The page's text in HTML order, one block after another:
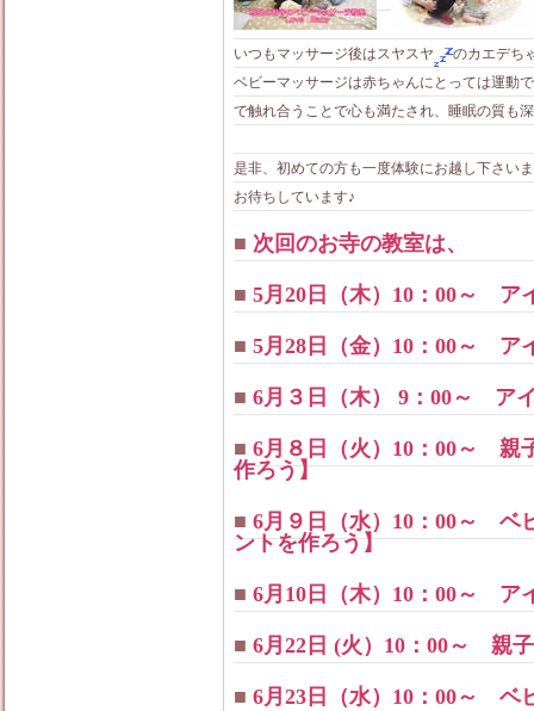
いつもマッサージ後はスヤスヤ
のカエデち
ベビーマッサージは赤ちゃんにとっては運動
で触れ合うことで心も満たされ、睡眠の質も
是非、初めての方も一度体験にお越し下さい
お待ちしています♪
■ 次回のお寺の教室は、
■ 5月20日（木）10：00～ ア
■ 5月28日（金）10：00～ ア
■ 6月３日（木） 9：00～ ア
■ 6月８日（火）10：00～ 親
作ろう】
■ 6月９日（水）10：00～ ベ
ントを作ろう】
■ 6月10日（木）10：00～ ア
■ 6月22日 (火）10：00～ 親
■ 6月23日（水）10：00～ ベ